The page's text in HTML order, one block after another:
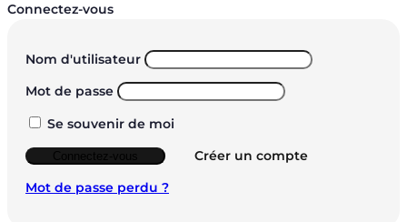
Connectez-vous
Nom d'utilisateur
Mot de passe
Se souvenir de moi
Créer un compte
Mot de passe perdu ?